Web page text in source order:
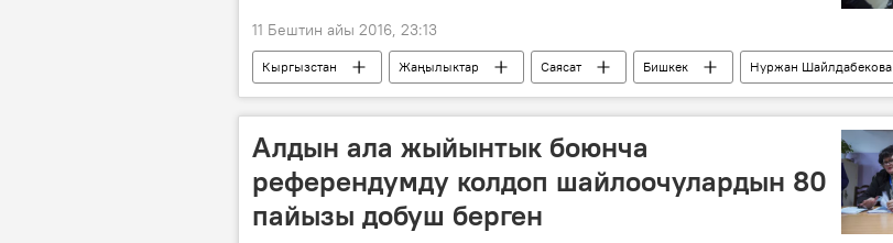
11 Бештин айы 2016, 23:13
Кыргызстан Жаңылыктар Саясат Бишкек
Нуржан Шайлдабекова
БШК
шайлоо Жергиликтүү кеңеш шайлоосу
Алдын ала жыйынтык боюнча
референдумду колдоп шайлоочулардын 80
пайызы добуш берген